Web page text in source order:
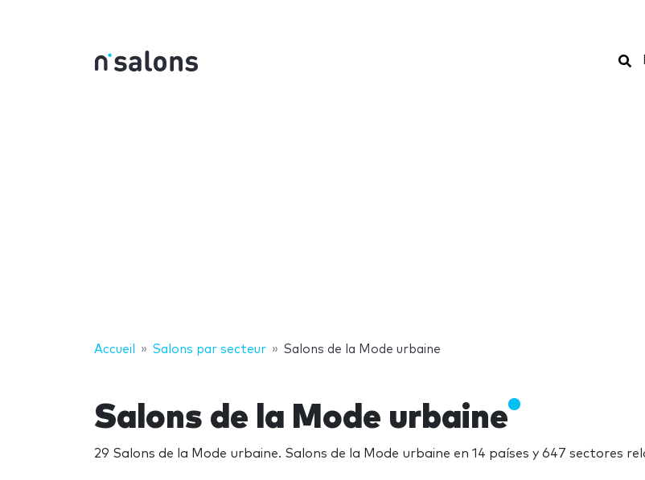
Accueil Salons par secteur Salons de la Mode urbaine
Salons de la Mode urbaine
29 Salons de la Mode urbaine. Salons de la Mode urbaine en 14 países y 647 sectores